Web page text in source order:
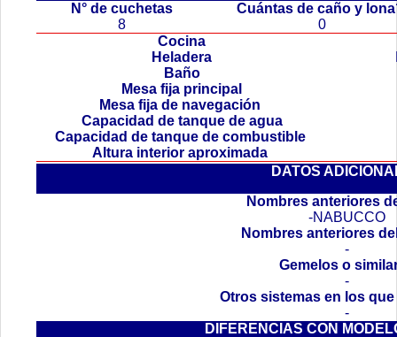
N° de cuchetas
Cuántas de caño y
8
0
Cocina
Heladera
Baño
Mesa fija principal
Mesa fija de navegación
Capacidad de tanque de agua
Capacidad de tanque de combustible
Altura interior aproximada
DATOS
Nombres anteriores
-NABUCCO
Nombres anteriores
-
Gemelos o
-
Otros sistemas en los
-
DIFERENCIAS CON